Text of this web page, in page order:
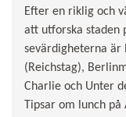
Efter en riklig och
att utforska staden
sevärdigheterna är
(Reichstag),
Charlie och Unter
Tipsar om lunch